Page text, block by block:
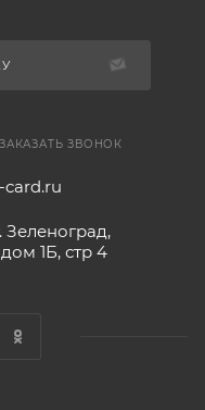
ЗАКАЗАТЬ ЗВОНОК
Зеленоград,
1Б, стр 4